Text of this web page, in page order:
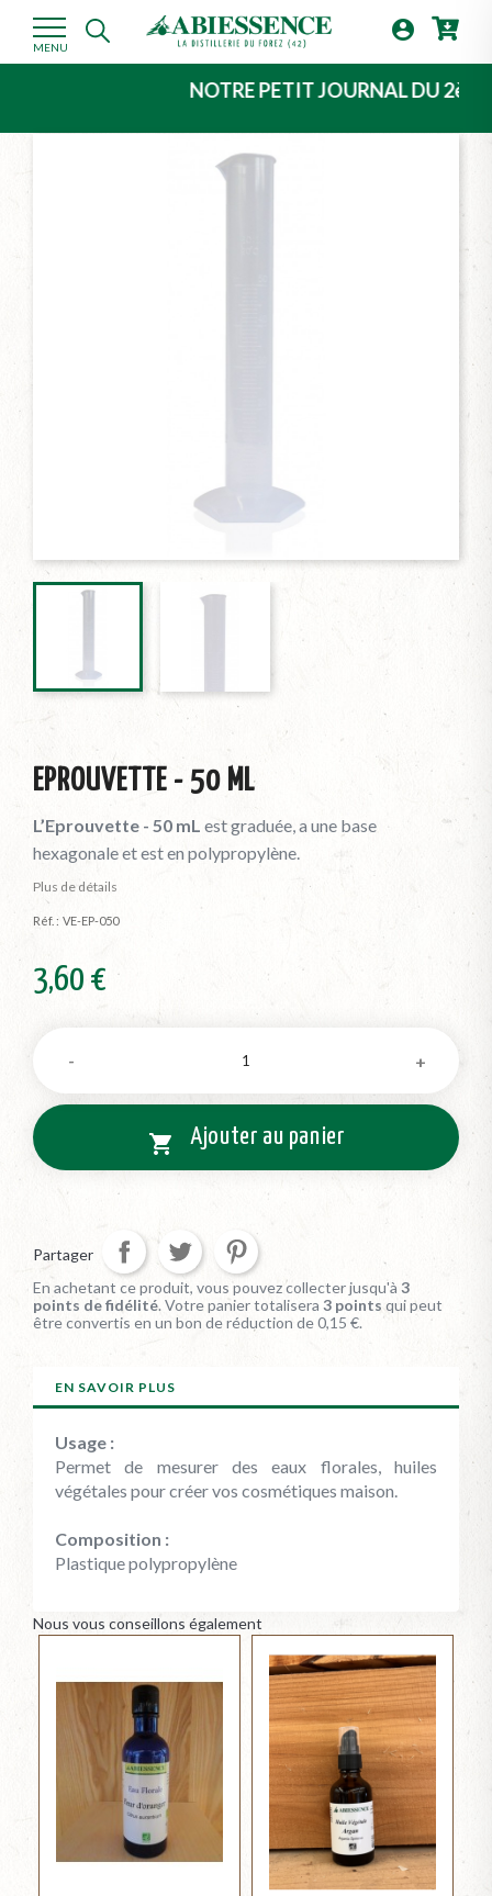
MENU

NOTRE PETIT JOURNAL DU 2ème
EPROUVETTE - 50 ML
L’Eprouvette - 50 mL est graduée, a une base
hexagonale et est en polypropylène.
Plus de détails
Réf. : VE-EP-050
3,60 €
 Ajouter au panier
Partager
En achetant ce produit, vous pouvez collecter jusqu'à 3
points de fidélité. Votre panier totalisera 3 points qui peut
être convertis en un bon de réduction de0,15 €.
EN SAVOIR PLUS
Usage :
Permet de mesurer des eaux florales, huiles
végétales pour créer vos cosmétiques maison.
Composition :
Plastique polypropylène
Nous vous conseillons également